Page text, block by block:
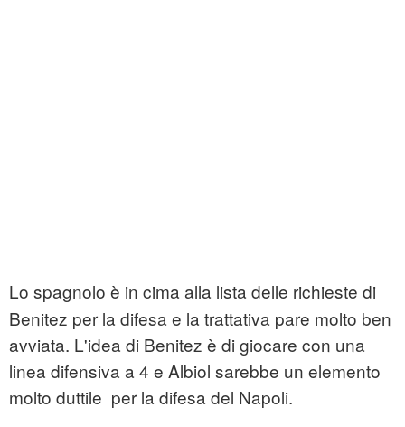
Lo spagnolo è in cima alla lista delle richieste di
Benitez per la difesa e la trattativa pare molto ben
avviata. L'idea di Benitez è di giocare con una
linea difensiva a 4 e Albiol sarebbe un elemento
molto duttile per la difesa del Napoli.